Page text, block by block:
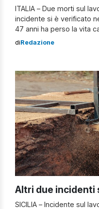
ITALIA – Due morti sul
incidente si è verificato
47 anni ha perso la vita
lavorava nei pressi di un
diRedazione
Altri due incidenti
SICILIA – Incidente sul